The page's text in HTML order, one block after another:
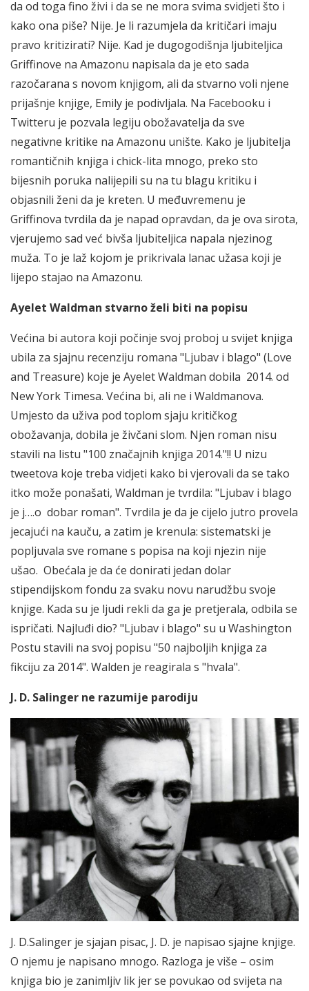
da od toga fino živi i da se ne mora svima svidjeti što i
kako ona piše? Nije. Je li razumjela da kritičari imaju
pravo kritizirati? Nije. Kad je dugogodišnja ljubiteljica
Griffinove na Amazonu napisala da je eto sada
razočarana s novom knjigom, ali da stvarno voli njene
prijašnje knjige, Emily je podivljala. Na Facebooku i
Twitteru je pozvala legiju obožavatelja da sve
negativne kritike na Amazonu unište. Kako je ljubitelja
romantičnih knjiga i chick-lita mnogo, preko sto
bijesnih poruka nalijepili su na tu blagu kritiku i
objasnili ženi da je kreten. U međuvremenu je
Griffinova tvrdila da je napad opravdan, da je ova sirota,
vjerujemo sad već bivša ljubiteljica napala njezinog
muža. To je laž kojom je prikrivala lanac užasa koji je
lijepo stajao na Amazonu.
Ayelet Waldman stvarno želi biti na popisu
Većina bi autora koji počinje svoj proboj u svijet knjiga
ubila za sjajnu recenziju romana "Ljubav i blago" (Love
and Treasure) koje je Ayelet Waldman dobila 2014. od
New York Timesa. Većina bi, ali ne i Waldmanova.
Umjesto da uživa pod toplom sjaju kritičkog
obožavanja, dobila je živčani slom. Njen roman nisu
stavili na listu "100 značajnih knjiga 2014."!! U nizu
tweetova koje treba vidjeti kako bi vjerovali da se tako
itko može ponašati, Waldman je tvrdila: "Ljubav i blago
je j….o dobar roman". Tvrdila je da je cijelo jutro provela
jecajući na kauču, a zatim je krenula: sistematski je
popljuvala sve romane s popisa na koji njezin nije
ušao. Obećala je da će donirati jedan dolar
stipendijskom fondu za svaku novu narudžbu svoje
knjige. Kada su je ljudi rekli da ga je pretjerala, odbila se
ispričati. Najluđi dio? "Ljubav i blago" su u Washington
Postu stavili na svoj popisu "50 najboljih knjiga za
fikciju za 2014". Walden je reagirala s "hvala".
J. D. Salinger ne razumije parodiju
J. D.Salinger je sjajan pisac, J. D. je napisao sjajne knjige.
O njemu je napisano mnogo. Razloga je više – osim
knjiga bio je zanimljiv lik jer se povukao od svijeta na